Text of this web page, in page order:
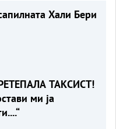
Хали Бери
ТАКСИСТ!
ми ја